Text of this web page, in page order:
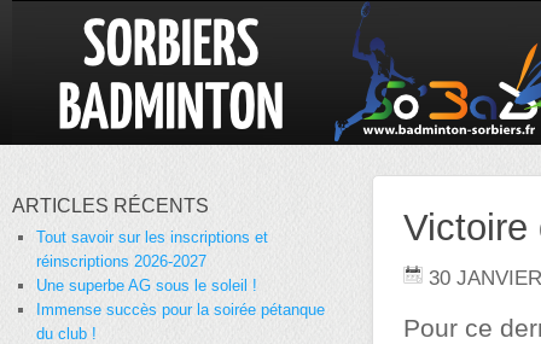
Victoire
30
Pour ce
ARTICLES RÉCENTS
Tout savoir sur les inscriptions et
réinscriptions 2026-2027
Une superbe AG sous le soleil !
Immense succès pour la soirée pétanque
du club !